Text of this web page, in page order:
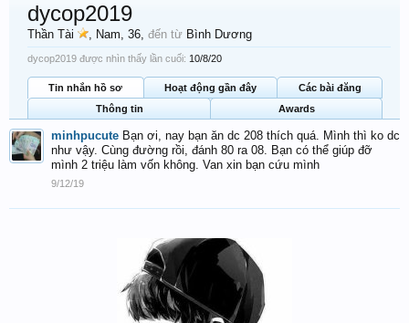
dycop2019
Thần Tài , Nam, 36, đến từ Bình Dương
dycop2019 được nhìn thấy lần cuối: 10/8/20
Tin nhắn hồ sơ Hoạt động gần đây
Các bài đăng
Thông tin
Awards
minhpucute Bạn ơi, nay bạn ăn dc 208 thích quá. Mình thì ko dc
như vậy. Cùng đường rồi, đánh 80 ra 08. Bạn có thể giúp đỡ
mình 2 triệu làm vốn không. Van xin bạn cứu mình
9/12/19